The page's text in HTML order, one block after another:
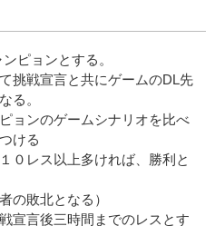
ピョンとする。
挑戦宣言と共にゲームのDL先
る。
ョンのゲームシナリオを比べ
ける
０レス以上多ければ、勝利と
敗北となる）
宣言後三時間までのレスとす